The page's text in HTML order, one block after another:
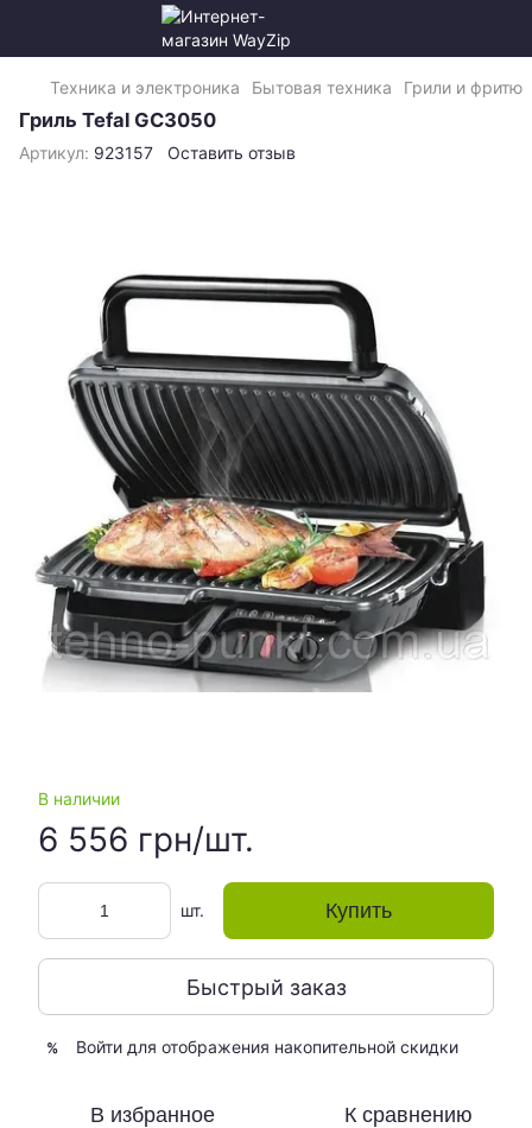
Техника и электроника Бытовая техника Грили и
Гриль Tefal GC3050
Артикул: 923157 Оставить отзыв
В наличии
6 556 грн/шт.
шт. Купить
Быстрый заказ
% Войти для отображения накопительной скидки
В избранное К сравнению